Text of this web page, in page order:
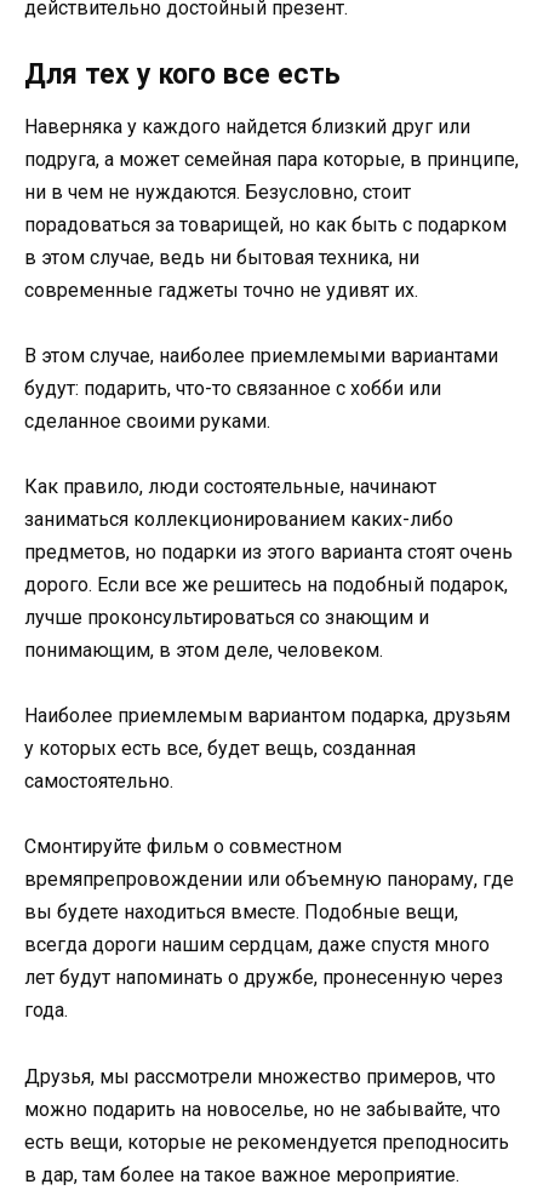
действительно достойный презент.
Для тех у кого все есть
Наверняка у каждого найдется близкий друг или
подруга, а может семейная пара которые, в принципе,
ни в чем не нуждаются. Безусловно, стоит
порадоваться за товарищей, но как быть с подарком
в этом случае, ведь ни бытовая техника, ни
современные гаджеты точно не удивят их.
В этом случае, наиболее приемлемыми вариантами
будут: подарить, что-то связанное с хобби или
сделанное своими руками.
Как правило, люди состоятельные, начинают
заниматься коллекционированием каких-либо
предметов, но подарки из этого варианта стоят очень
дорого. Если все же решитесь на подобный подарок,
лучше проконсультироваться со знающим и
понимающим, в этом деле, человеком.
Наиболее приемлемым вариантом подарка, друзьям
у которых есть все, будет вещь, созданная
самостоятельно.
Смонтируйте фильм о совместном
времяпрепровождении или объемную панораму, где
вы будете находиться вместе. Подобные вещи,
всегда дороги нашим сердцам, даже спустя много
лет будут напоминать о дружбе, пронесенную через
года.
Друзья, мы рассмотрели множество примеров, что
можно подарить на новоселье, но не забывайте, что
есть вещи, которые не рекомендуется преподносить
в дар, там более на такое важное мероприятие.